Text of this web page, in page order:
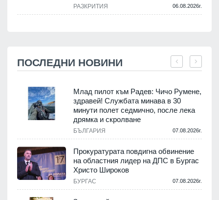
РАЗКРИТИЯ 06.08.2026г.
ПОСЛЕДНИ НОВИНИ
Млад пилот към Радев: Чичо Румене,
здравей! Службата минава в 30
минути полет седмично, после лека
дрямка и скролване
БЪЛГАРИЯ 07.08.2026г.
Прокуратурата повдигна обвинение
на областния лидер на ДПС в Бургас
Христо Широков
БУРГАС 07.08.2026г.